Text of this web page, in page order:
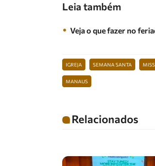
Leia também
Veja o que fazer no
IGREJA SEMANA SANTA
MANAUS
Relacionados